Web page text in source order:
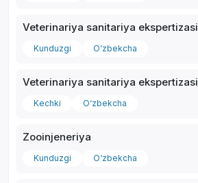
Veterinariya sanitariya ekspertizasi
Kunduzgi O‘zbekcha
Veterinariya sanitariya ekspertizasi
Kechki O‘zbekcha
Zooinjeneriya
Kunduzgi O‘zbekcha